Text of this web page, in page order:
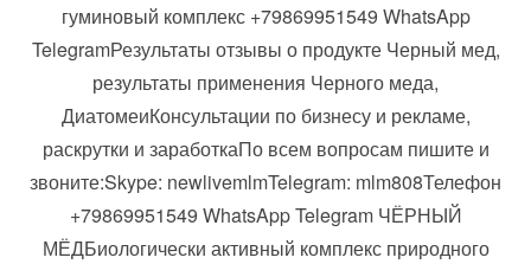
гуминовый комплекс +79869951549 WhatsApp
TelegramРезультаты отзывы о продукте Черный мед,
результаты применения Черного меда,
ДиатомеиКонсультации по бизнесу и рекламе,
раскрутки и заработкаПо всем вопросам пишите и
звоните:Skype: newlivemlmTelegram: mlm808Телефон
+79869951549 WhatsApp Telegram ЧЁРНЫЙ
МЁДБиологически активный комплекс природного